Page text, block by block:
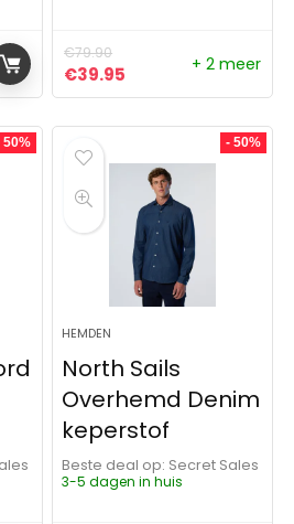
was: €99.90.
is: €49.95.
€79.90
Oorspronkelijke prijs was:
€39.95 Huidige prijs is:
+ 2 meer
50% - 50%
HEMDEN
North Sails
Overhemd Denim
keperstof
Beste deal op:
Secret Sales
3-5 dagen in huis